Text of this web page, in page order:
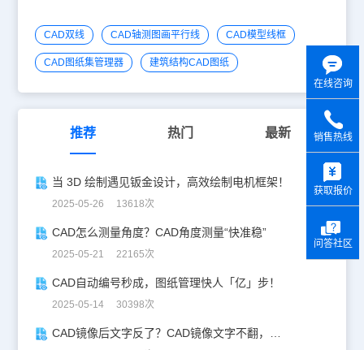
CAD双线 CAD轴测图画平行线 CAD模型线框
CAD图纸集管理器 建筑结构CAD图纸
推荐 热门 最新
当 3D 绘制遇见钣金设计，高效绘制电机框架！
2025-05-26 13618次
CAD怎么测量角度？CAD角度测量“快准稳”
2025-05-21 22165次
CAD自动编号秒成，图纸管理快人「亿」步！
2025-05-14 30398次
CAD镜像后文字反了？CAD镜像文字不翻，一键搞定！
在线咨询
销售热线
获取报价
问答社区